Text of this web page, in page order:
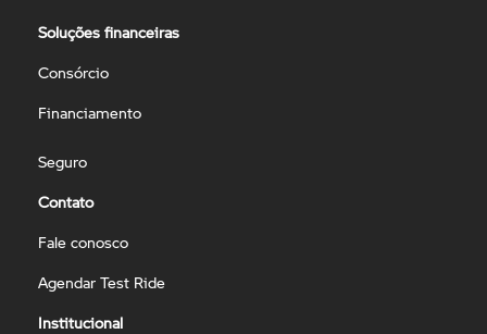
Soluções financeiras
Consórcio
Financiamento
Seguro
Contato
Fale conosco
Agendar Test Ride
Institucional